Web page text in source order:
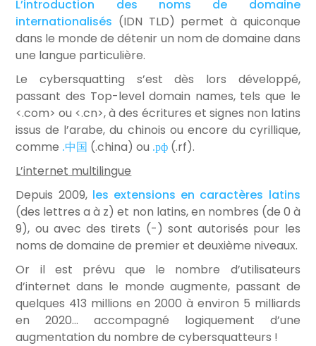
L’introduction des noms de domaine
internationalisés (IDN TLD) permet à quiconque
dans le monde de détenir un nom de domaine dans
une langue particulière.
Le cybersquatting s’est dès lors développé,
passant des Top-level domain names, tels que le
<.com> ou <.cn>, à des écritures et signes non latins
issus de l’arabe, du chinois ou encore du cyrillique,
comme .中国 (.china) ou .рф (.rf).
L’internet multilingue
Depuis 2009, les extensions en caractères latins
(des lettres a à z) et non latins, en nombres (de 0 à
9), ou avec des tirets (-) sont autorisés pour les
noms de domaine de premier et deuxième niveaux.
Or il est prévu que le nombre d’utilisateurs
d’internet dans le monde augmente, passant de
quelques 413 millions en 2000 à environ 5 milliards
en 2020… accompagné logiquement d’une
augmentation du nombre de cybersquatteurs !